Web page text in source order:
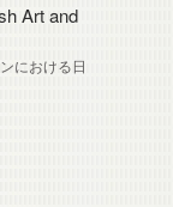
Art and
における日